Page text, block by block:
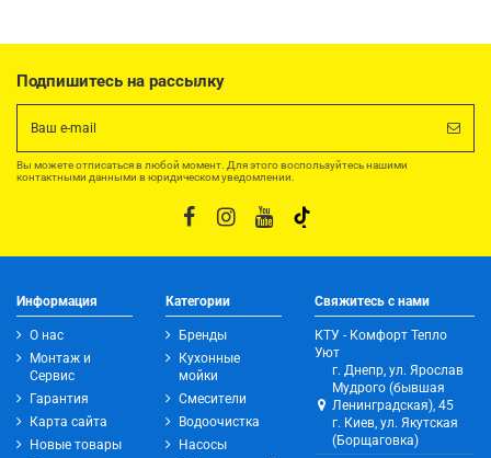
Подпишитесь на рассылку
Вы можете отписаться в любой момент. Для этого воспользуйтесь нашими
контактными данными в юридическом уведомлении.
Информация
О нас
Монтаж и
Сервис
Гарантия
Карта сайта
Новые товары
Категории
Бренды
Кухонные
мойки
Смесители
Водоочистка
Насосы
Свяжитесь с нами
КТУ - Комфорт Тепло
Уют
г. Днепр, ул. Ярослав
Мудрого (бывшая
Ленинградская), 45
г. Киев, ул. Якутская
(Борщаговка)